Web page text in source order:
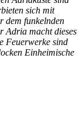
sich mit
dem funkelnden
Adria macht dieses
Feuerwerke sind
Einheimische